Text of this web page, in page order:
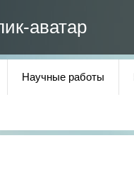
аватар
Научные работы